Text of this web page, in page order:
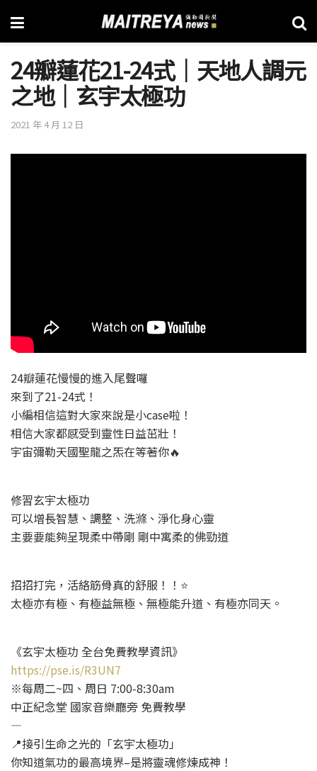
24瓣蓮花21-24式│天地人調元
之地│玄宇太極功
2021 年 4 月 12 日
24瓣蓮花慢慢的進入尾聲囉
來到了21-24式！
小編相信這對大家來說是小case啦！
相信大家都感受到靈性日益茁壯！
宇宙彌勒天國聖龍之炁在等著你🔥
修習玄宇太極功
可以增長智慧、調整、洗滌、淨化身心靈
主要要能夠呈現柔中帶剛 剛中寓柔的佛勁道
招招打完，活絡筋骨真的舒服！！⭐
太極亦有極、有極益無極、無極能升道、有極亦同天。
《玄宇太極功 全台免費教學資訊》
https://pse.is/R3UN7
※每周二~四、周日 7:00-8:30am
中正紀念堂 國家音樂廳旁 免費教學
—
📍接引生命之光的「玄宇太極功」
你知道氣功的最高境界–是將靈魂修煉成神！